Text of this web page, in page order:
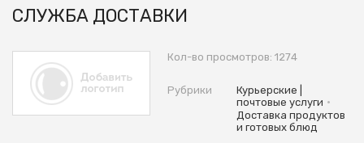
СЛУЖБА ДОСТАВКИ
Кол-во просмотров: 1274
Рубрики
Курьерские |
почтовые услуги •
Доставка продуктов
и готовых блюд